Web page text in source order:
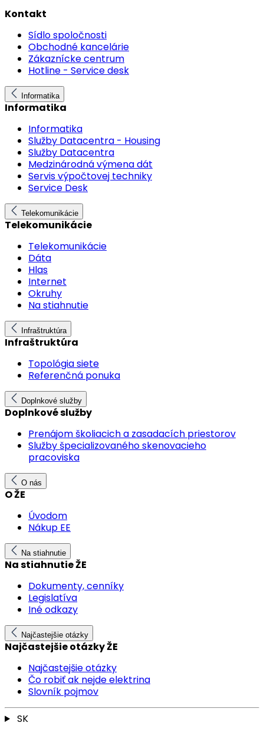
Kontakt
Sídlo spoločnosti
Obchodné kancelárie
Zákaznícke centrum
Hotline - Service desk
Informatika
Informatika
Informatika
Služby Datacentra - Housing
Služby Datacentra
Medzinárodná výmena dát
Servis výpočtovej techniky
Service Desk
Telekomunikácie
Telekomunikácie
Telekomunikácie
Dáta
Hlas
Internet
Okruhy
Na stiahnutie
Infraštruktúra
Infraštruktúra
Topológia siete
Referenčná ponuka
Doplnkové služby
Doplnkové služby
Prenájom školiacich a zasadacích priestorov
Služby špecializovaného skenovacieho
pracoviska
O nás
O ŽE
Úvodom
Nákup EE
Na stiahnutie
Na stiahnutie ŽE
Dokumenty, cenníky
Legislatíva
Iné odkazy
Najčastejšie otázky
Najčastejšie otázky ŽE
Najčastejšie otázky
Čo robiť ak nejde elektrina
Slovník pojmov
SK